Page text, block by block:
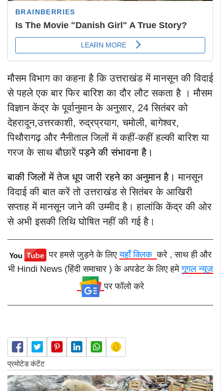
मौसम विभाग का कहना है कि उत्तराखंड में मानसून की विदाई
से पहले एक बार फिर बारिश का दौर लौट सकता है । मौसम
विज्ञान केंद्र के पूर्वानुमान के अनुसार, 24 सितंबर को
देहरादून,उत्तरकाशी, रुद्रप्रयाग, चमोली, बागेश्वर,
पिथौरागढ़ और नैनीताल जिलों में कहीं-कहीं हल्की बारिश या
गरज के साथ बौछारेंपड़ने की संभावना है।
बाकी जिलों में तेज धूप जारी रहने का अनुमान है।मानसून
विदाई की बात करें तो उत्तराखंड से सितंबर के आखिरी
सप्ताह में मानसून जाने की उम्मीद है। हालांकि केंद्र की ओर
से अभी इसकी तिथि घोषित नहीं की गई है।​​​​​
पर हमसे जुड़ने के लिएयहाँ क्लिककरे , साथ ही और
भी Hindi News (हिंदी समाचार ) के अपडेट के लिए हमेगूगल न्यूज़
पर फॉलो करे